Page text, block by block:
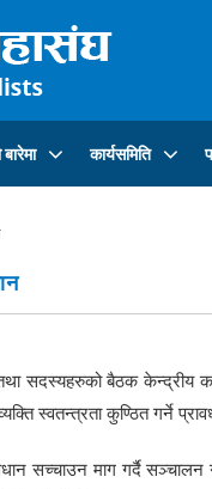
बारेमा कार्यसमिति
सदस्यहरुको बैठक केन्द्रीय
स्वतन्त्रता कुण्ठित गर्ने
सच्चाउन माग गर्दै सञ्चालन